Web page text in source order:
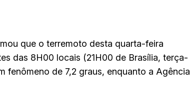
que o terremoto desta quarta-feira
das 8H00 locais (21H00 de Brasília, terça-
fenômeno de 7,2 graus, enquanto a Agência